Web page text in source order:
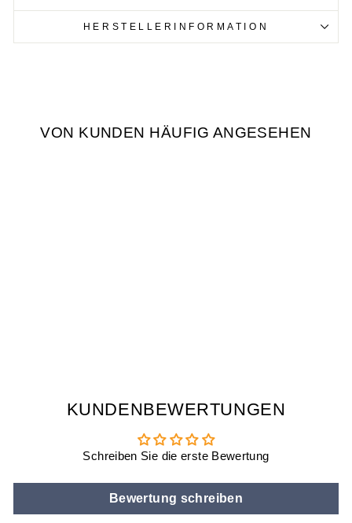
HERSTELLERINFORMATION
VON KUNDEN HÄUFIG ANGESEHEN
KUNDENBEWERTUNGEN
Schreiben Sie die erste Bewertung
Bewertung schreiben